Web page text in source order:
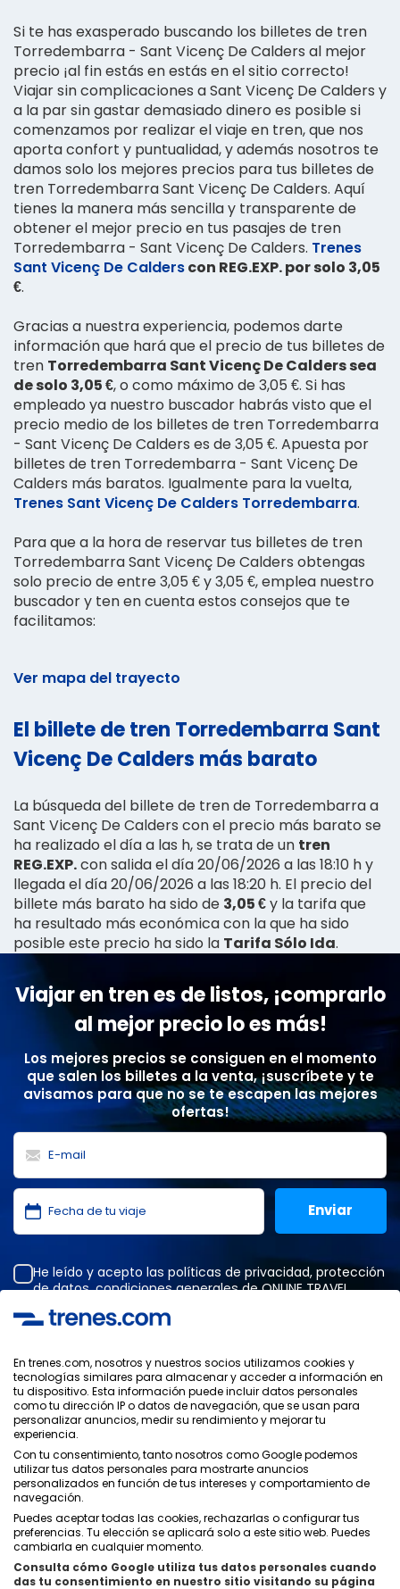
Si te has exasperado buscando los billetes de tren
Torredembarra - Sant Vicenç De Calders al mejor
precio ¡al fin estás en estás en el sitio correcto!
Viajar sin complicaciones a Sant Vicenç De Calders y
a la par sin gastar demasiado dinero es posible si
comenzamos por realizar el viaje en tren, que nos
aporta confort y puntualidad, y además nosotros te
damos solo los mejores precios para tus billetes de
tren Torredembarra Sant Vicenç De Calders. Aquí
tienes la manera más sencilla y transparente de
obtener el mejor precio en tus pasajes de tren
Torredembarra - Sant Vicenç De Calders. Trenes
Sant Vicenç De Calderscon REG.EXP. por solo 3,05
€.
Gracias a nuestra experiencia, podemos darte
información que hará que el precio de tus billetes de
tren Torredembarra Sant Vicenç De Calders sea
de solo 3,05 €, o como máximo de 3,05 €. Si has
empleado ya nuestro buscador habrás visto que el
precio medio de los billetes de tren Torredembarra
- Sant Vicenç De Calders es de 3,05 €. Apuesta por
billetes de tren Torredembarra - Sant Vicenç De
Calders más baratos. Igualmente para la vuelta,
Trenes Sant Vicenç De Calders Torredembarra.
Para que a la hora de reservar tus billetes de tren
Torredembarra Sant Vicenç De Calders obtengas
solo precio de entre 3,05 € y 3,05 €, emplea nuestro
buscador y ten en cuenta estos consejos que te
facilitamos:
Ver mapa del trayecto
El billete de tren Torredembarra Sant
Vicenç De Calders más barato
La búsqueda del billete de tren de Torredembarra a
Sant Vicenç De Calders con el precio más barato se
ha realizado el día a las h, se trata de un tren
REG.EXP.con salida el día 20/06/2026 a las 18:10 h y
llegada el día 20/06/2026 a las 18:20 h. El precio del
billete más barato ha sido de 3,05 €y la tarifa que
ha resultado más económica con la que ha sido
posible este precio ha sido la Tarifa Sólo Ida.
Viajar en tren es de listos, ¡comprarlo
al mejor precio lo es más!
Los mejores precios se consiguen en el momento
que salen los billetes a la venta, ¡suscríbete y te
avisamos para que no se te escapen las mejores
ofertas!
He leído y acepto las políticas de privacidad, protección
de datos,condiciones generalesde ONLINE TRAVEL
Política de Privacidad
Condiciones Generales
Política de Cookies
Aviso Legal
Quiénes Somos ixigo
En trenes.com, nosotros y nuestros socios utilizamos cookies y
tecnologías similares para almacenar y acceder a información en
tu dispositivo. Esta información puede incluir datos personales
como tu dirección IP o datos de navegación, que se usan para
personalizar anuncios, medir su rendimiento y mejorar tu
experiencia.
Con tu consentimiento, tanto nosotros como Google podemos
utilizar tus datos personales para mostrarte anuncios
personalizados en función de tus intereses y comportamiento de
navegación.
Puedes aceptar todas las cookies, rechazarlas o configurar tus
preferencias. Tu elección se aplicará solo a este sitio web. Puedes
cambiarla en cualquier momento.
Consulta cómo Google utiliza tus datos personales cuando
das tu consentimiento en nuestro sitio visitando su página